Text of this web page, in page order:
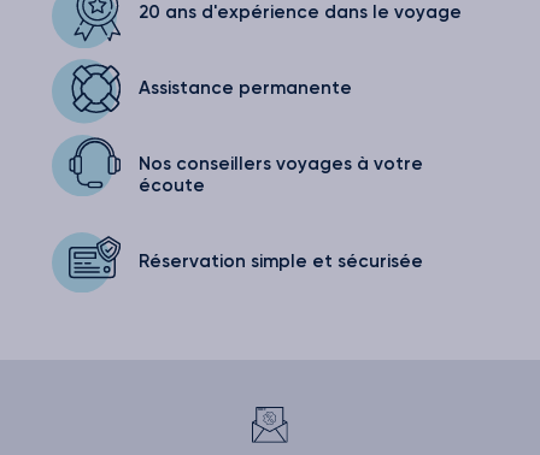
20 ans d'expérience dans le voyage
Assistance permanente
Nos conseillers voyagesà votre
écoute
Réservation simple et sécurisée